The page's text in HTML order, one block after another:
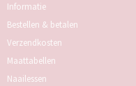
Informatie
Bestellen & betalen
Verzendkosten
Maattabellen
Naailessen